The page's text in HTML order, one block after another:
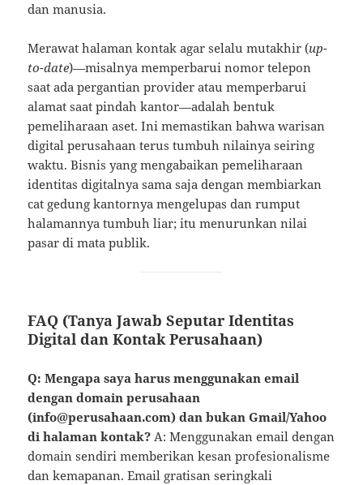
dan manusia.
Merawat halaman kontak agar selalu mutakhir (up-
to-date)—misalnya memperbarui nomor telepon
saat ada pergantian provider atau memperbarui
alamat saat pindah kantor—adalah bentuk
pemeliharaan aset. Ini memastikan bahwa warisan
digital perusahaan terus tumbuh nilainya seiring
waktu. Bisnis yang mengabaikan pemeliharaan
identitas digitalnya sama saja dengan membiarkan
cat gedung kantornya mengelupas dan rumput
halamannya tumbuh liar; itu menurunkan nilai
pasar di mata publik.
FAQ (Tanya Jawab Seputar Identitas
Digital dan Kontak Perusahaan)
Q: Mengapa saya harus menggunakan email
dengan domain perusahaan
(info@perusahaan.com) dan bukan Gmail/Yahoo
di halaman kontak? A: Menggunakan email dengan
domain sendiri memberikan kesan profesionalisme
dan kemapanan. Email gratisan seringkali